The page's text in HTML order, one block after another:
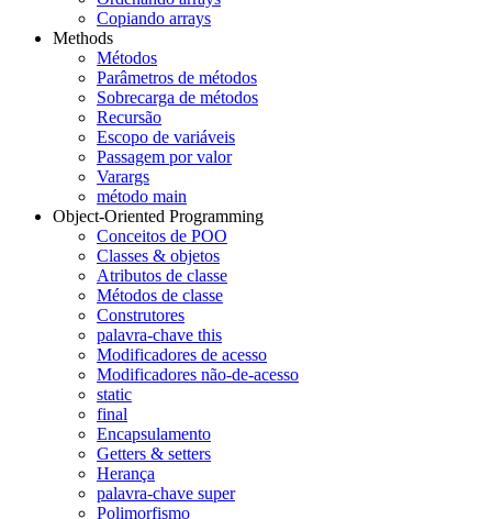
Copiando arrays
Methods
Métodos
Parâmetros de métodos
Sobrecarga de métodos
Recursão
Escopo de variáveis
Passagem por valor
Varargs
método main
Object-Oriented Programming
Conceitos de POO
Classes & objetos
Atributos de classe
Métodos de classe
Construtores
palavra-chave this
Modificadores de acesso
Modificadores não-de-acesso
static
final
Encapsulamento
Getters & setters
Herança
palavra-chave super
Polimorfismo